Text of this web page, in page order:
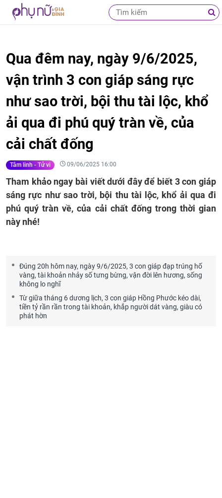
Qua đêm nay, ngày 9/6/2025,
vận trình 3 con giáp sáng rực
như sao trời, bội thu tài lộc, khổ
ải qua đi phú quý tràn về, của
cải chất đống
Tâm linh - Tử vi 09/06/2025 16:00
Tham khảo ngay bài viết dưới đây để biết 3 con giáp
sáng rực như sao trời, bội thu tài lộc, khổ ải qua đi
phú quý tràn về, của cải chất đống trong thời gian
này nhé!
Đúng 20h hôm nay, ngày 9/6/2025, 3 con giáp đạp trúng hố
vàng, tài khoản nhảy số tưng bừng, vận đời lên hương, sống
không lo nghĩ
Từ giữa tháng 6 dương lịch, 3 con giáp Hồng Phước kéo dài,
tiền tỷ rần rần trong tài khoản, khắp người dát vàng, giàu có
phát hờn